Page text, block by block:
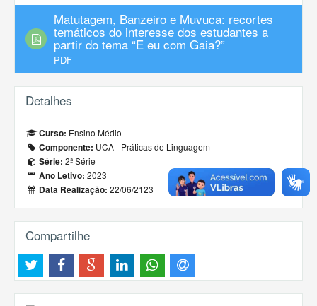
Matutagem, Banzeiro e Muvuca: recortes
temáticos do interesse dos estudantes a
partir do tema “E eu com Gaia?”
PDF
Detalhes
Curso: Ensino Médio
Componente: UCA - Práticas de Linguagem
Série: 2ª Série
Ano Letivo: 2023
Data Realização: 22/06/2123
Compartilhe